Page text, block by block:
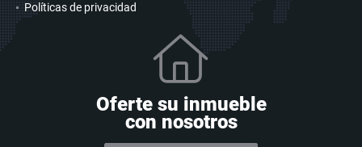
Políticas de privacidad
Oferte su inmueble
con nosotros